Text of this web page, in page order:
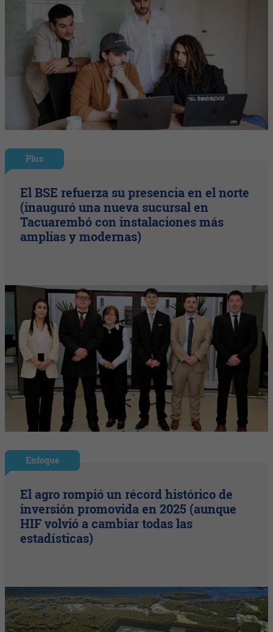
Plus
El BSE refuerza su presencia en el norte
(inauguró una nueva sucursal en
Tacuarembó con instalaciones más
amplias y modernas)
Enfoque
El agro rompió un récord histórico de
inversión promovida en 2025 (aunque
HIF volvió a cambiar todas las
estadísticas)